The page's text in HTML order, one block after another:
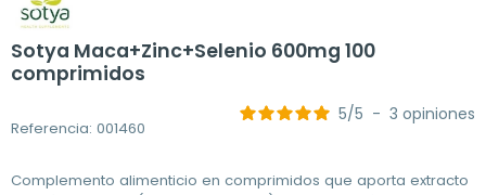
Sotya Maca+Zinc+Selenio 600mg 100
comprimidos
Referencia: 001460
5/5 - 3 opiniones
Complemento alimenticio en comprimidos que aporta extracto